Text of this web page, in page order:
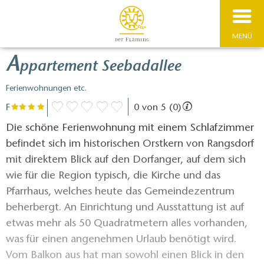
MENÜ
Appartement Seebadallee
Ferienwohnungen etc.
F 0 von 5 (0)
Die schöne Ferienwohnung mit einem Schlafzimmer
befindet sich im historischen Orstkern von Rangsdorf
mit direktem Blick auf den Dorfanger, auf dem sich
wie für die Region typisch, die Kirche und das
Pfarrhaus, welches heute das Gemeindezentrum
beherbergt. An Einrichtung und Ausstattung ist auf
etwas mehr als 50 Quadratmetern alles vorhanden,
was für einen angenehmen Urlaub benötigt wird.
Vom Balkon aus hat man sowohl einen Blick in den